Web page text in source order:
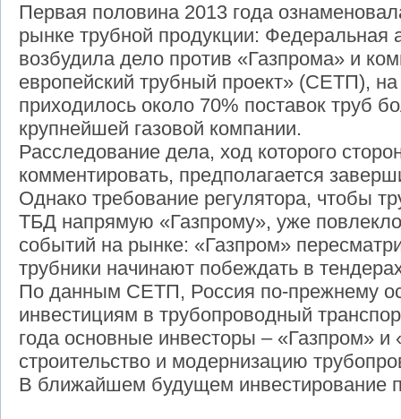
Первая половина 2013 года
рынке трубной продукции: Федеральная
возбудила дело против «Газпрома» и
европейский трубный проект» (СЕТП),
приходилось около 70% поставок труб
крупнейшей газовой компании.
Расследование дела, ход которого
комментировать, предполагается
Однако требование регулятора, чтобы
ТБД напрямую «Газпрому», уже
событий на рынке: «Газпром»
трубники начинают побеждать в
По данным СЕТП, Россия по-прежнему
инвестициям в трубопроводный
года основные инвесторы – «Газпром»
строительство и модернизацию
В ближайшем будущем инвестирование